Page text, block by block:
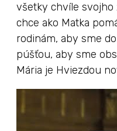
všetky chvíle svojho
chce ako Matka
rodinám, aby sme
púšťou, aby sme
Mária je Hviezdou